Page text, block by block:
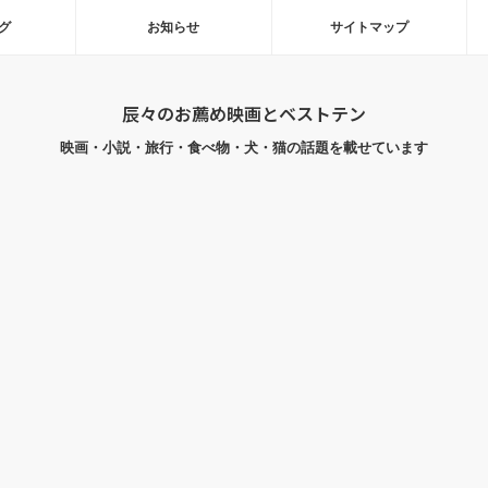
お知らせ サイトマップ
辰々のお薦め映画とベストテン
映画・小説・旅行・食べ物・犬・猫の話題を載せています